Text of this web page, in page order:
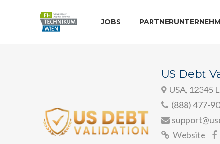
JOBS
US Debt
USA, 12345
(888) 477-
Website